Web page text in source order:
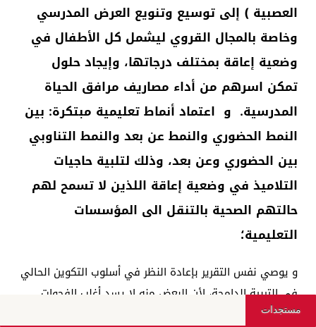
العصبية ) إلى توسيع وتنويع العرض المدرسي
وخاصة بالمجال القروي ليشمل كل الأطفال في
وضعية إعاقة بمختلف درجاتها، وإيجاد حلول
تمكن اسرهم من أداء مصاريف مرافق الحياة
المدرسية. و اعتماد أنماط تعليمية مبتكرة: بين
النمط الحضوري والنمط عن بعد والنمط التناوبي
بين الحضوري وعن بعد، وذلك لتلبية حاجيات
التلاميذ في وضعية إعاقة اللذين لا تسمح لهم
حالتهم الصحية بالتنقل الى المؤسسات
التعليمية؛
و يوصي نفس التقرير بإعادة النظر في أسلوب التكوين الحالي
في التربية الدامجة، لأن البعض منه لا يسد أغلب الفجوات
المعرفية أو التربوية أو التأهيلية ولا يقدم أدوات تشكل قيمة
مستجدات